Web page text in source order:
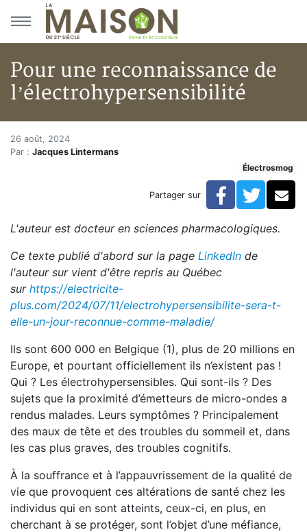
Aller au menu principal
Aller au contenu principal
Pour une reconnaissance de
l’électrohypersensibilité
Accueil
Articles
Pour une reconnaissance de l’électrohypersensibilité
Pour une reconnaissance de
26 août, 2024
Par : Jacques Lintermans
Électrosmog
Partager sur Facebook
L'auteur est docteur en sciences pharmacologiques.
Ce texte publié d'abord sur la page LinkedIn de
l'auteur sur vient d'être repris au Québec
sur https://electricite-
plus.com/2024/07/11/electrohypersensibilite-sera-t-
elle-un-jour-reconnue-comme-maladie/
Ils sont 600 000 en Belgique (1), plus de 20 millions en
Europe, et pourtant officiellement ils n’existent pas !
Qui ? Les électrohypersensibles. Qui sont-ils ? Des
sujets que la proximité d’émetteurs de micro-ondes a
rendus malades. Leurs symptômes ? Principalement
des maux de tête et des troubles du sommeil et, dans
les cas plus graves, des troubles cognitifs.
À la souffrance et à l’appauvrissement de la qualité de
vie que provoquent ces altérations de santé chez les
individus qui en sont atteints, ceux-ci, en plus, en
cherchant à se protéger, sont l’objet d’une méfiance,